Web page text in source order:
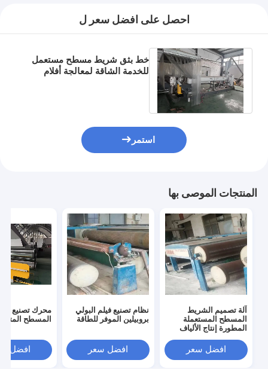
احصل على افضل سعر ل
خط بثق شريط مسطح مستعمل
للخدمة الشاقة لمعالجة أفلام
استمر
المنتجات الموصى بها
آلة تصميم الشريط
المسطح المستعملة
المطورة إنتاج الألياف
افضل سعر
نظام تصنيع فيلم البولي
بروبيلين الموفر للطاقة
افضل سعر
محرك تصنيع
المسطح
افضل